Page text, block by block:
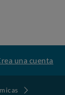
una cuenta